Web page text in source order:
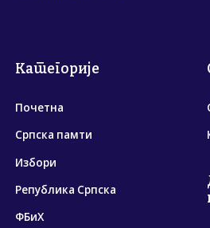
Категорије
Почетна
Српска памти
Избори
Република Српска
ФБиХ